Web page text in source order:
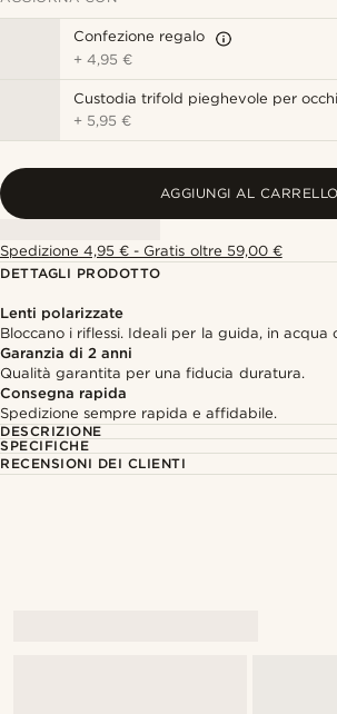
Confezione regalo
+4,95 €
Custodia trifold pieghevole per
+ 5,95 €
AGGIUNGI AL CARRELLO
Spedizione 4,95 € - Gratis oltre 59,00 €
DETTAGLI PRODOTTO
Lenti polarizzate
Bloccano i riflessi. Ideali per la guida, in acqua
Garanzia di 2 anni
Qualità garantita per una fiducia duratura.
Consegna rapida
Spedizione sempre rapida e affidabile.
DESCRIZIONE
SPECIFICHE
RECENSIONI DEI CLIENTI